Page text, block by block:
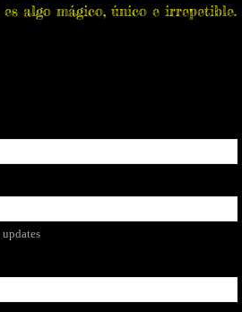
algo mágico, único e irrepetible.